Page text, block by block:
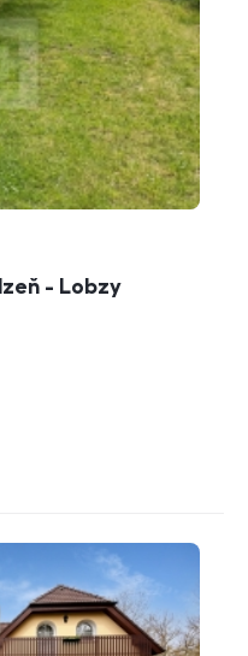
- Lobzy